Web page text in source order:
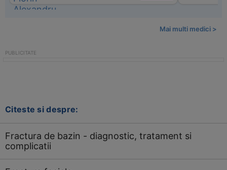
Mai multi medici >
Citeste si despre:
Fractura de bazin - diagnostic, tratament si
complicatii